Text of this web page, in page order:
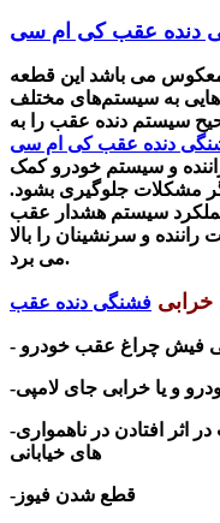
می باشد این قطعه
به سیستم‌های مختلف
سیستم دنده عقب را به
و سیستم خودرو کمک
مشکلات جلوگیری بشود.
سیستم هشدار عقب
راننده و سرنشینان را بالا
می برد.
خرابی
فیش چراغ عقب خودرو
-بیرون آمدن فیش از سر مهره دنده عقب در اثر افتادن در ناهمواری
های خیابانی